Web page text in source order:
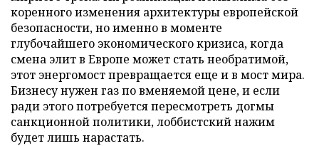
коренного изменения архитектуры европейской
безопасности, но именно в моменте
глубочайшего экономического кризиса, когда
смена элит в Европе может стать необратимой,
этот энергомост превращается еще и в мост мира.
Бизнесу нужен газ по вменяемой цене, и если
ради этого потребуется пересмотреть догмы
санкционной политики, лоббистский нажим
будет лишь нарастать.